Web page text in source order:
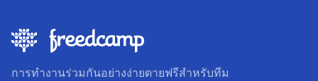
การทำงานร่วมกันอย่างง่ายดายฟรีสำหรับทีม